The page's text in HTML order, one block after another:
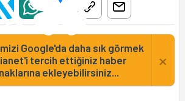
Google'da daha sık görmek
tercih ettiğiniz haber
ekleyebilirsiniz...
×